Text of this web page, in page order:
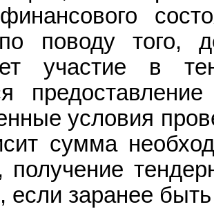
поводу того,
участие в
условия
сумма
получение
если заранее